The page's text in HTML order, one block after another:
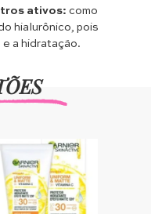
ativos: como
hialurônico, pois
a hidratação.